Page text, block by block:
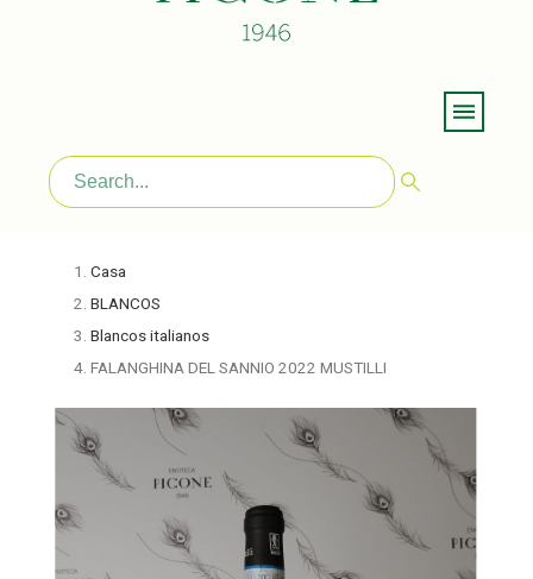
Casa
BLANCOS
Blancos italianos
FALANGHINA DEL SANNIO 2022 MUSTILLI